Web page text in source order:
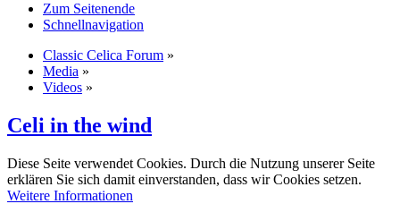
Zum Seitenende
Schnellnavigation
Classic Celica Forum »
Media »
Videos »
Celi in the wind
Diese Seite verwendet Cookies. Durch die Nutzung unserer Seite
erklären Sie sich damit einverstanden, dass wir Cookies setzen.
Weitere Informationen